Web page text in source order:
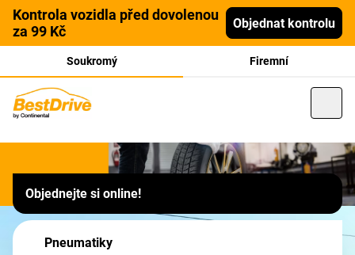
Kontrola vozidla před dovolenou
za 99 Kč
Objednat kontrolu
Soukromý Firemní
Pneuservis Jan Bartoš ,
Vranovice, Lipová 676
Objednejte si online!
Pneumatiky